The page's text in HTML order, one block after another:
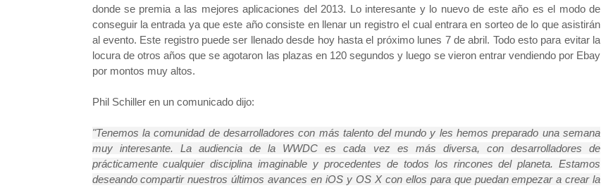
donde se premia a las mejores aplicaciones del 2013. Lo interesante y lo nuevo de este año es el modo de
conseguir la entrada ya que este año consiste en llenar un registro el cual entrara en sorteo de lo que asistirán
al evento. Este registro puede ser llenado desde hoy hasta el próximo lunes 7 de abril. Todo esto para evitar la
locura de otros años que se agotaron las plazas en 120 segundos y luego se vieron entrar vendiendo por Ebay
por montos muy altos.
Phil Schiller en un comunicado dijo:
"Tenemos la comunidad de desarrolladores con más talento del mundo y les hemos preparado una semana
muy interesante. La audiencia de la WWDC es cada vez es más diversa, con desarrolladores de
prácticamente cualquier disciplina imaginable y procedentes de todos los rincones del planeta. Estamos
deseando compartir nuestros últimos avances en iOS y OS X con ellos para que puedan empezar a crear la